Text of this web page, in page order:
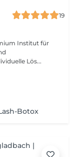
19
Institut für
Lös...
Botox